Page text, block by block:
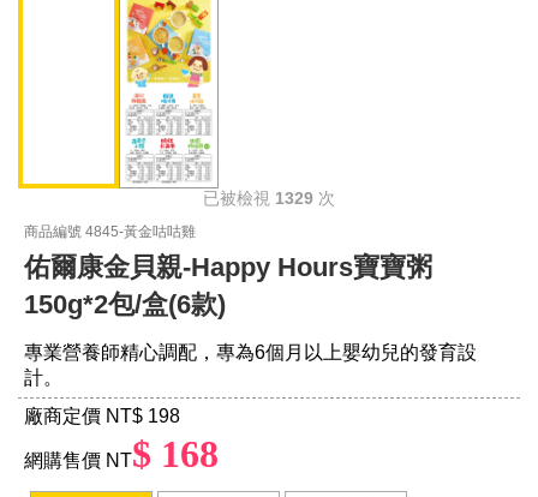
已被檢視 1329 次
商品編號 4845-黃金咕咕雞
佑爾康金貝親-Happy Hours寶寶粥
150g*2包/盒(6款)
專業營養師精心調配，專為6個月以上嬰幼兒的發育設
計。
廠商定價 NT$ 198
網購售價 NT$ 168